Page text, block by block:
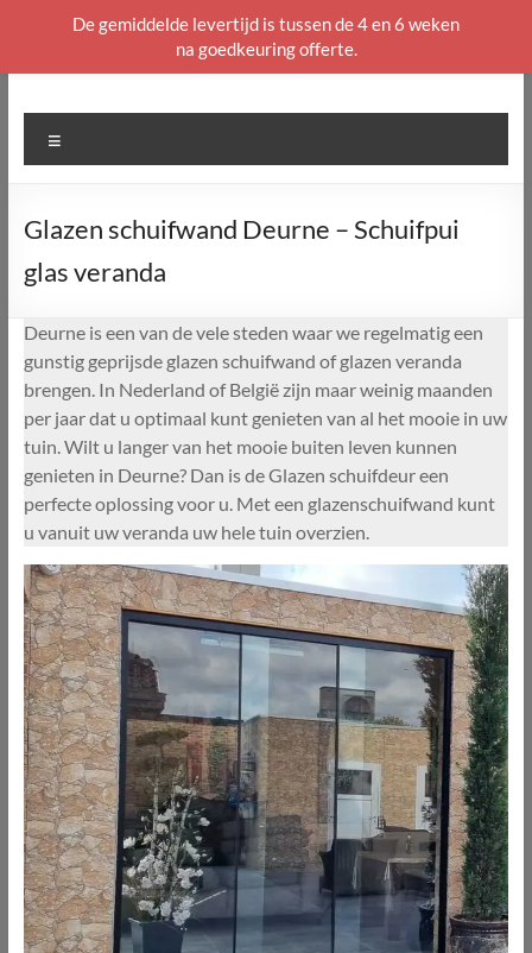
naar
Glazen schuifwand Deurne – Schuifpui
glas veranda
Deurne is een van de vele steden waar we regelmatig een
gunstig geprijsde glazen schuifwand of glazen veranda
brengen. In Nederland of België zijn maar weinig maanden
per jaar dat u optimaal kunt genieten van al het mooie in uw
tuin. Wilt u langer van het mooie buiten leven kunnen
genieten in Deurne? Dan is de Glazen schuifdeur een
perfecte oplossing voor u. Met een glazenschuifwand kunt
u vanuit uw veranda uw hele tuin overzien.
De gemiddelde levertijd is tussen de 4 en 6 weken
na goedkeuring offerte.